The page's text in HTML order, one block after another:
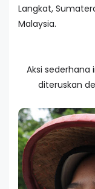
Langkat,
Malaysia.
Aksi
diteruskan